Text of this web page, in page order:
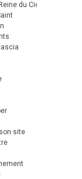
du Ciel
site